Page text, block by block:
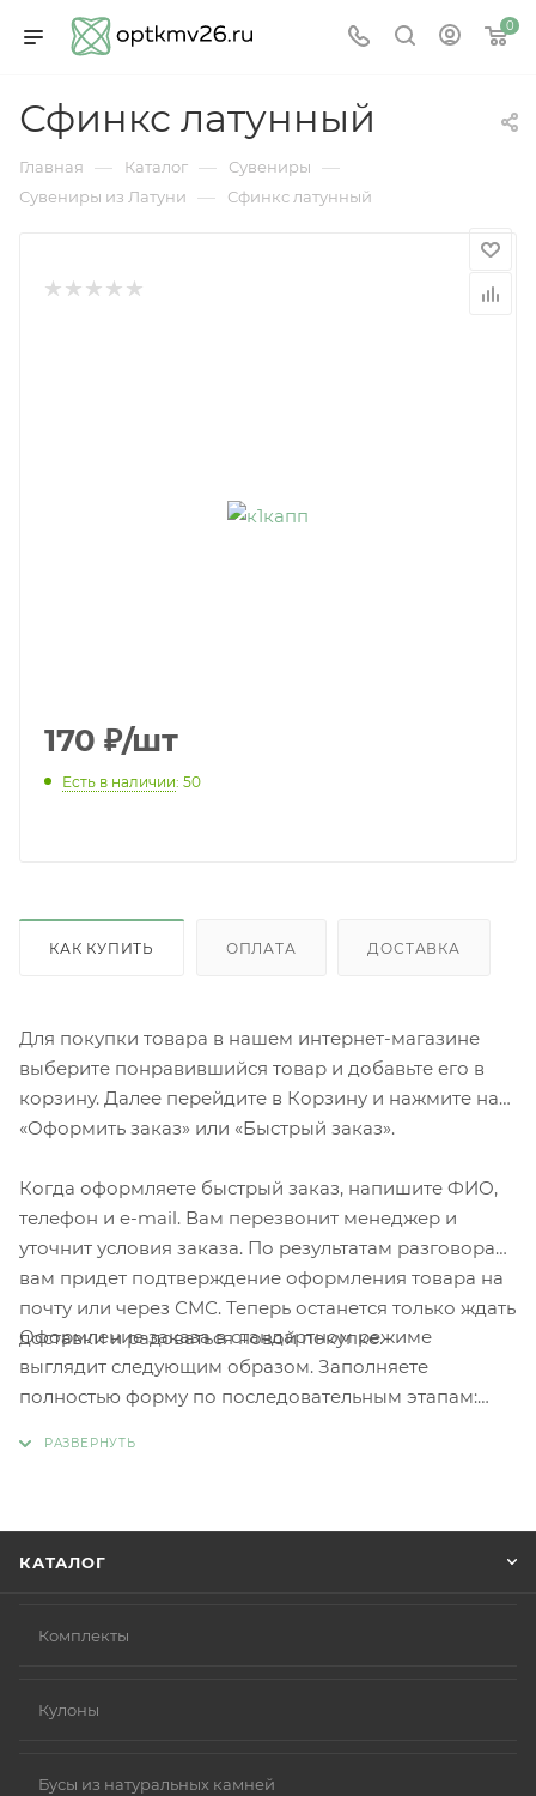
0
Сфинкс латунный
Главная — Каталог — Сувениры —
Сувениры из Латуни — Сфинкс латунный
170 ₽/шт
Есть в наличии: 50
КАК КУПИТЬ ОПЛАТА ДОСТАВКА
Для покупки товара в нашем интернет-магазине
выберите понравившийся товар и добавьте его в
корзину. Далее перейдите в Корзину и нажмите на
«Оформить заказ» или «Быстрый заказ».
Когда оформляете быстрый заказ, напишите ФИО,
телефон и e-mail. Вам перезвонит менеджер и
уточнит условия заказа. По результатам разговора
вам придет подтверждение оформления товара на
почту или через СМС. Теперь останется только ждать
доставки и радоваться новой покупке.
Оформление заказа в стандартном режиме
выглядит следующим образом. Заполняете
полностью форму по последовательным этапам:
КАТАЛОГ
Комплекты
Кулоны
Бусы из натуральных камней